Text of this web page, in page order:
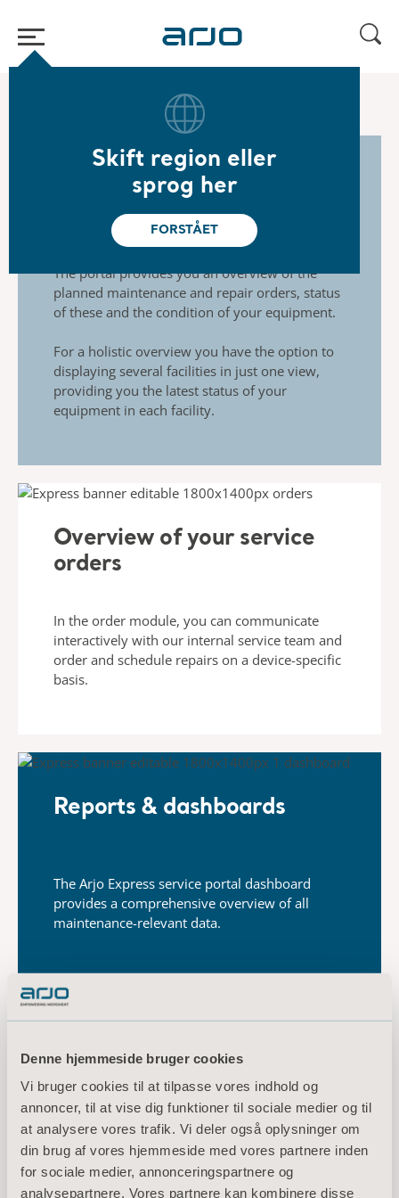
Denne hjemmeside bruger cookies
Vi bruger cookies til at tilpasse vores indhold og
annoncer, til at vise dig funktioner til sociale medier og til
at analysere vores trafik. Vi deler også oplysninger om
din brug af vores hjemmeside med vores partnere inden
for sociale medier, annonceringspartnere og
analysepartnere. Vores partnere kan kombinere disse
Skift region eller
sprog her
FORSTÅET
Arjo express sign-up​
Overview of your
equipment
The portal provides you an overview of the
planned maintenance and repair orders, status
of these and the condition of your equipment.
For a holistic overview you have the option to
displaying several facilities in just one view,
providing you the latest status of your
equipment in each facility.
Overview of your service
orders
In the order module, you can communicate
interactively with our internal service team and
order and schedule repairs on a device-specific
basis.
Reports & dashboards
The Arjo Express service portal dashboard
provides a comprehensive overview of all
maintenance-relevant data.
24/7 access to maintenance requests,
work reports and compliance
documentation
Real-time information on service
maintenance, repair activities and their
respective status